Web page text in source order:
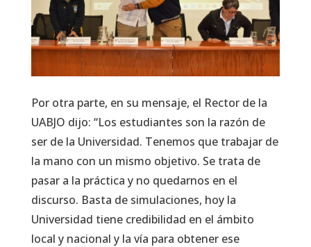
Por otra parte, en su mensaje, el Rector de la
UABJO dijo: “Los estudiantes son la razón de
ser de la Universidad. Tenemos que trabajar de
la mano con un mismo objetivo. Se trata de
pasar a la práctica y no quedarnos en el
discurso. Basta de simulaciones, hoy la
Universidad tiene credibilidad en el ámbito
local y nacional y la vía para obtener ese